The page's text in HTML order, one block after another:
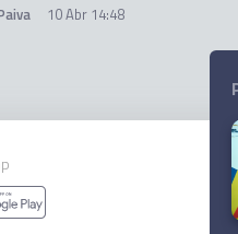
10 Abr 14:48